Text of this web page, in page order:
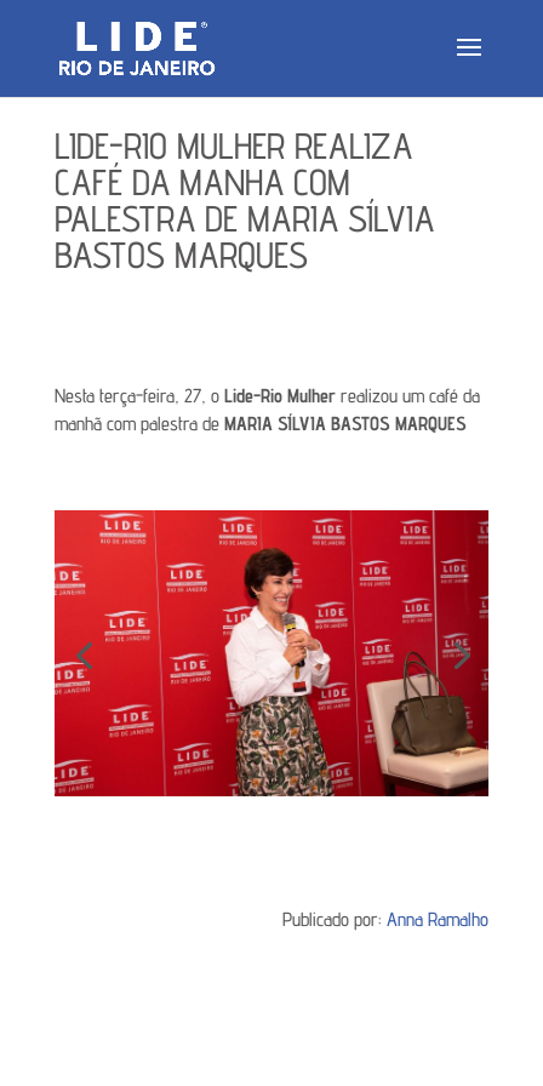
LIDE-RIO MULHER REALIZA
CAFÉ DA MANHA COM
PALESTRA DE MARIA SÍLVIA
BASTOS MARQUES
Nesta terça-feira, 27, o Lide-Rio Mulherrealizou um café da
manhã com palestra de MARIA SÍLVIA BASTOS MARQUES
Publicado por:Anna Ramalho